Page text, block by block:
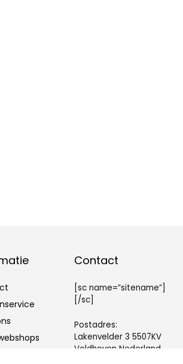
Contact
[sc name=”sitename”]
[/sc]
Postadres:
Lakenvelder 3 5507KV
Veldhoven Nederland